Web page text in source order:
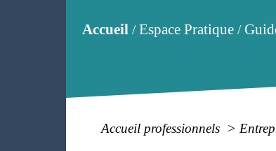
Accueil/Espace Pratique/
Accueil professionnels >